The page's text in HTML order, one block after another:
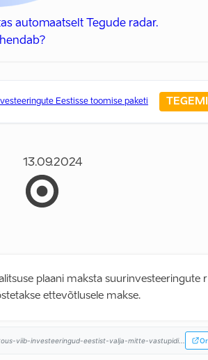
automaatselt Tegude radar.
Eestisse toomise paketi
13.09.2024
plaani maksta suurinvesteeringute
ettevõtlusele makse.
viib-investeeringud-eestist-valja-mitte-vastupidi...